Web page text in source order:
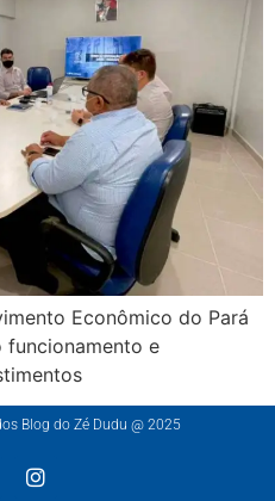
Econômico do Pará
e
Blog do Zé Dudu @ 2025